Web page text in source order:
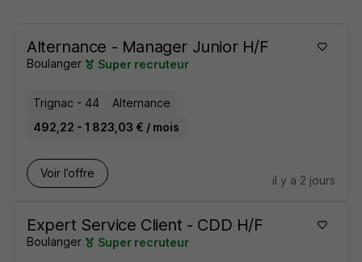
Alternance - Manager Junior H/F
Boulanger Super recruteur
Trignac - 44
Alternance
492,22 - 1 823,03 € / mois
Voir l’offre
il y a 2 jours
Expert Service Client - CDD H/F
Boulanger Super recruteur